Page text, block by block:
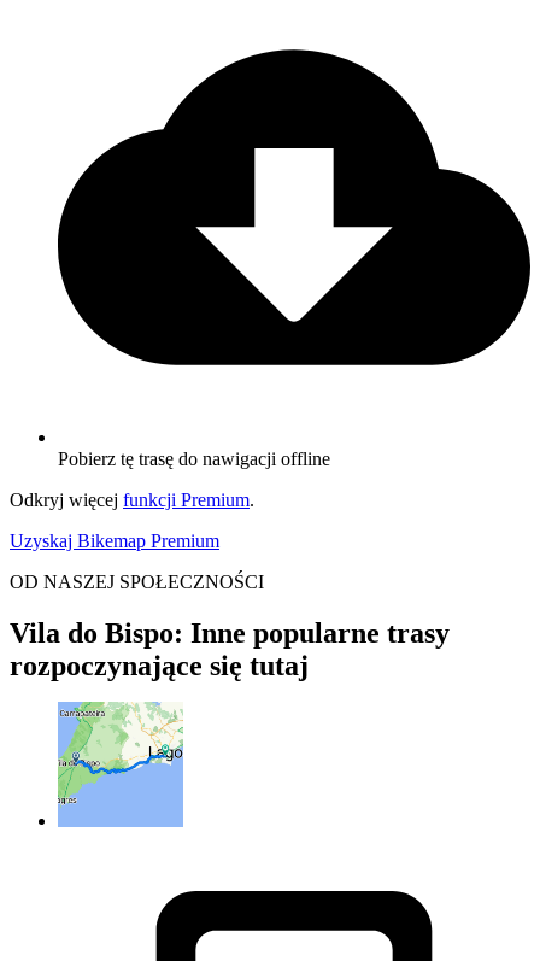
Pobierz tę trasę do nawigacji offline
Odkryj więcej funkcji Premium.
Uzyskaj Bikemap Premium
OD NASZEJ SPOŁECZNOŚCI
Vila do Bispo: Inne popularne trasy
rozpoczynające się tutaj